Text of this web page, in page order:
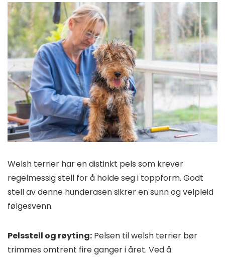
Welsh terrier har en distinkt pels som krever
regelmessig stell for å holde seg i toppform. Godt
stell av denne hunderasen sikrer en sunn og velpleid
følgesvenn.
Pelsstell og røyting: Pelsen til welsh terrier bør
trimmes omtrent fire ganger i året. Ved å